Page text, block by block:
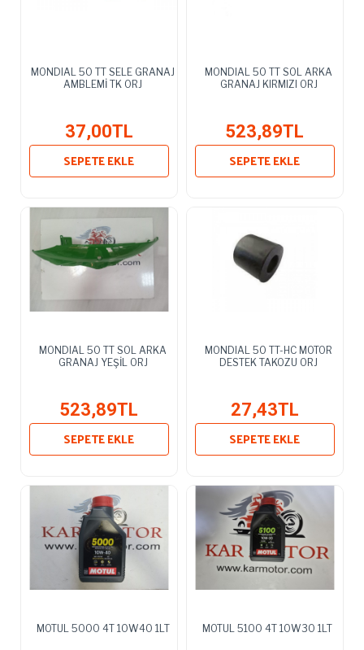
MONDIAL 50 TT SELE GRANAJ
AMBLEMİ TK ORJ
37,00TL
SEPETE EKLE
MONDIAL 50 TT SOL ARKA
GRANAJ KIRMIZI ORJ
523,89TL
SEPETE EKLE
MONDIAL 50 TT SOL ARKA
GRANAJ YEŞİL ORJ
523,89TL
SEPETE EKLE
MONDIAL 50 TT-HC MOTOR
DESTEK TAKOZU ORJ
27,43TL
SEPETE EKLE
MOTUL 5000 4T 10W40 1LT MOTUL 5100 4T 10W30 1LT